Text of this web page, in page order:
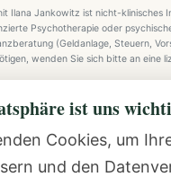
Ilana Jankowitz ist nicht-klinisches
Psychotherapie oder
(Geldanlage, Steuern,
wenden Sie sich bitte an eine
Money Coaching
the Inside-Out
ist uns
Cookies, um
und den